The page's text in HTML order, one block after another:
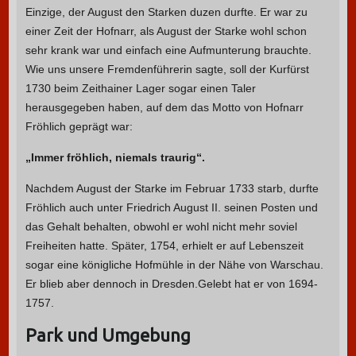
Einzige, der August den Starken duzen durfte. Er war zu
einer Zeit der Hofnarr, als August der Starke wohl schon
sehr krank war und einfach eine Aufmunterung brauchte.
Wie uns unsere Fremdenführerin sagte, soll der Kurfürst
1730 beim Zeithainer Lager sogar einen Taler
herausgegeben haben, auf dem das Motto von Hofnarr
Fröhlich geprägt war:
„Immer fröhlich, niemals traurig“.
Nachdem August der Starke im Februar 1733 starb, durfte
Fröhlich auch unter Friedrich August II. seinen Posten und
das Gehalt behalten, obwohl er wohl nicht mehr soviel
Freiheiten hatte. Später, 1754, erhielt er auf Lebenszeit
sogar eine königliche Hofmühle in der Nähe von Warschau.
Er blieb aber dennoch in Dresden.Gelebt hat er von 1694-
1757.
Park und Umgebung